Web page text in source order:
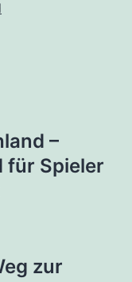
–
für Spieler
zur